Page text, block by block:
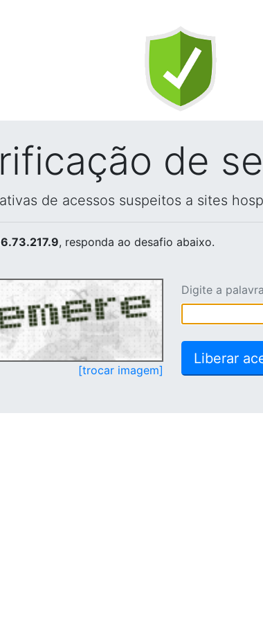
de
de acessos suspeitos a sites
, responda ao desafio abaixo.
[trocar imagem]
Digite a